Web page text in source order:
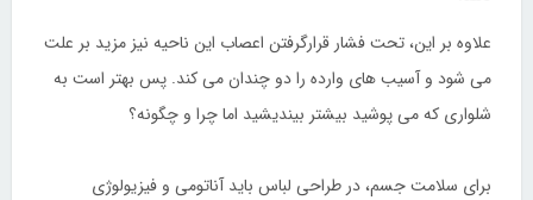
علاوه بر این، تحت فشار قرارگرفتن اعصاب این ناحیه نیز مزید بر علت
می شود و آسیب های وارده را دو چندان می کند. پس بهتر است به
شلواری که می پوشید بیشتر بیندیشید اما چرا و چگونه؟
برای سلامت جسم، در طراحی لباس باید آناتومی و فیزیولوژی